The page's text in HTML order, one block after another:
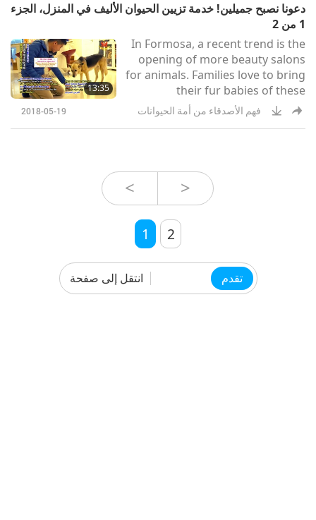
In the last episode, the loving Mr.
He showed us a massage method
for dogs and how to effectively
comb dog and cat fur. Today, he
will demonstrate more grooming
techniques! This gentleman has
دعونا نصبح جميلين! خدمة تزيين الحيوان الأليف في المنزل، الجزء
1 من 2‏
13:35
In Formosa, a recent trend is the
opening of more beauty salons
for animals. Families love to bring
their fur babies of these
grooming shops! However, did
you know that there is also a
2018-05-19 فهم الأصدقاء من أمة الحيوانات
< >
1 2
انتقل إلى صفحة تقدم